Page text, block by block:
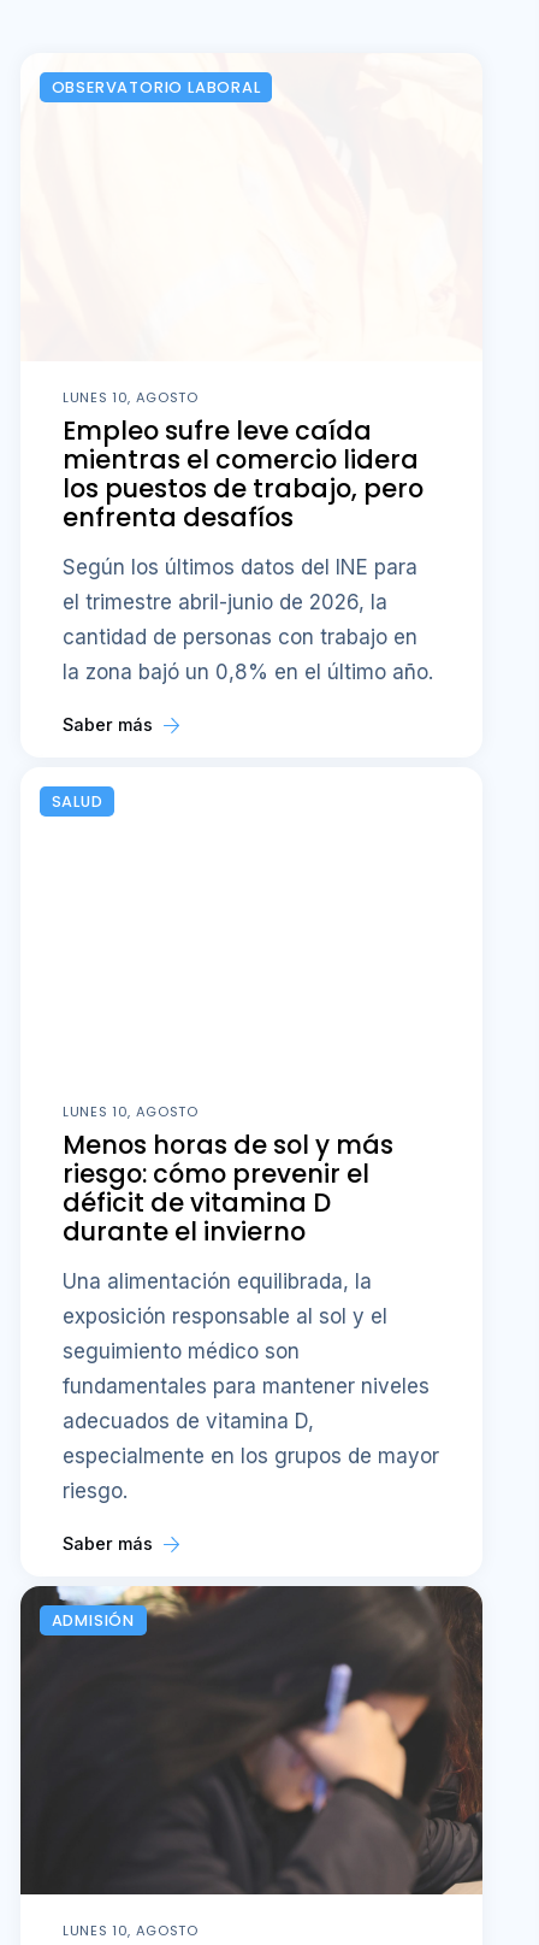
OBSERVATORIO LABORAL
LUNES 10, AGOSTO
Empleo sufre leve caída
mientras el comercio lidera
los puestos de trabajo, pero
enfrenta desafíos
Según los últimos datos del INE para
el trimestre abril-junio de 2026, la
cantidad de personas con trabajo en
la zona bajó un 0,8% en el último año.
Saber más
SALUD
LUNES 10, AGOSTO
Menos horas de sol y más
riesgo: cómo prevenir el
déficit de vitamina D
durante el invierno
Una alimentación equilibrada, la
exposición responsable al sol y el
seguimiento médico son
fundamentales para mantener niveles
adecuados de vitamina D,
especialmente en los grupos de mayor
riesgo.
Saber más
ADMISIÓN
LUNES 10, AGOSTO